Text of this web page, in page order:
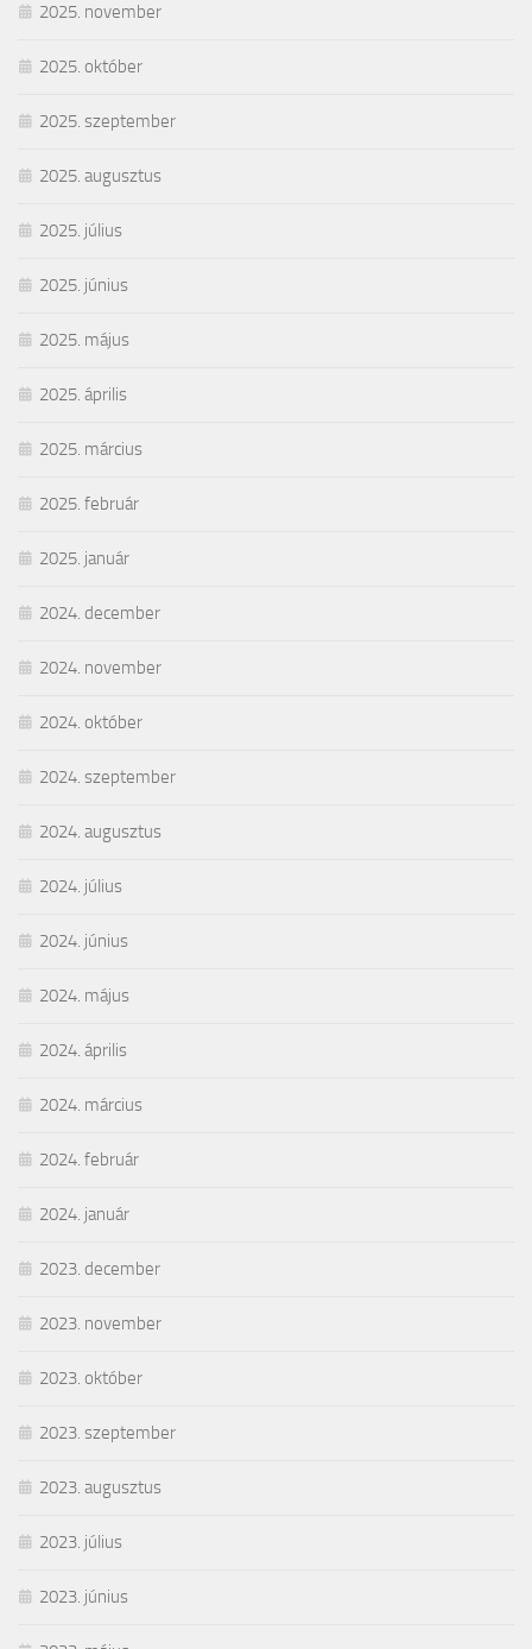
2025. november
2025. október
2025. szeptember
2025. augusztus
2025. július
2025. június
2025. május
2025. április
2025. március
2025. február
2025. január
2024. december
2024. november
2024. október
2024. szeptember
2024. augusztus
2024. július
2024. június
2024. május
2024. április
2024. március
2024. február
2024. január
2023. december
2023. november
2023. október
2023. szeptember
2023. augusztus
2023. július
2023. június